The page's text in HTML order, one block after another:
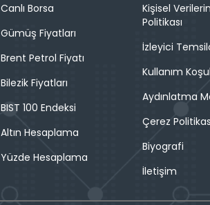
Canlı Borsa
Gümüş Fiyatları
Brent Petrol Fiyatı
Bilezik Fiyatları
BIST 100 Endeksi
Altın Hesaplama
Yüzde Hesaplama
Kişisel
Politikası
İzleyici
Kullanım
Aydınlatma
Çerez
Biyografi
İletişim